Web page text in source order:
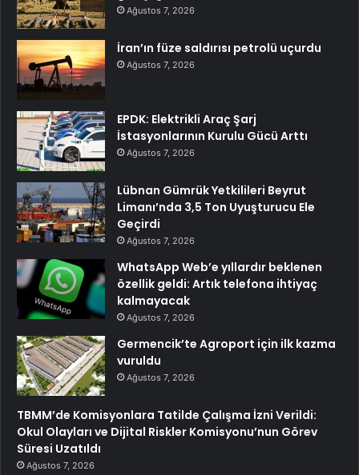
Ağustos 7, 2026
İran’ın füze saldırısı petrolü uçurdu
Ağustos 7, 2026
EPDK: Elektrikli Araç Şarj
İstasyonlarının Kurulu Gücü Arttı
Ağustos 7, 2026
Lübnan Gümrük Yetkilileri Beyrut
Limanı’nda 3,5 Ton Uyuşturucu Ele
Geçirdi
Ağustos 7, 2026
WhatsApp Web’e yıllardır beklenen
özellik geldi: Artık telefona ihtiyaç
kalmayacak
Ağustos 7, 2026
Germencik’te Agroport için ilk kazma
vuruldu
Ağustos 7, 2026
TBMM’de Komisyonlara Tatilde Çalışma İzni Verildi:
Okul Olayları ve Dijital Riskler Komisyonu’nun Görev
Süresi Uzatıldı
Ağustos 7, 2026